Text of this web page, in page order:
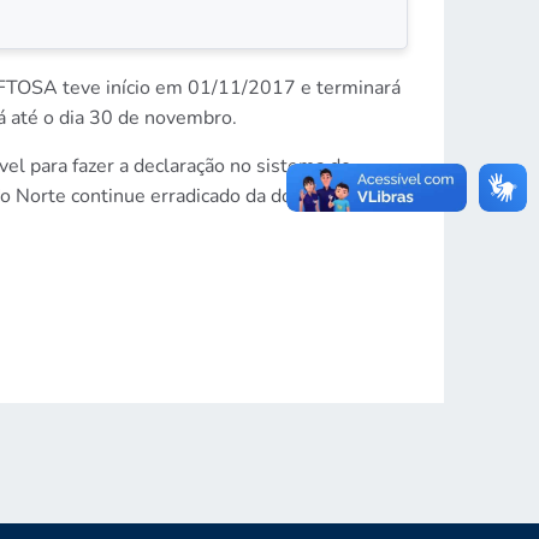
teve início em 01/11/2017 e terminará
até o dia 30 de novembro.
para fazer a declaração no sistema do
Norte continue erradicado da doença.